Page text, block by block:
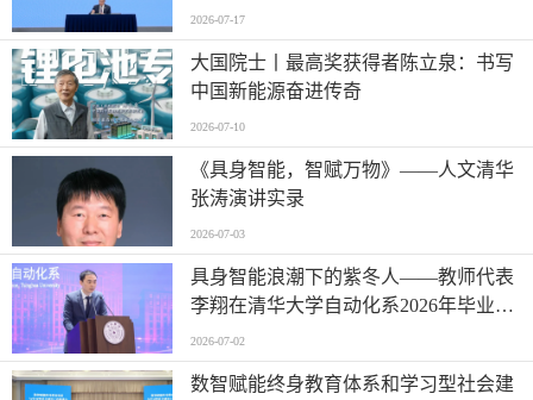
2026-07-17
大国院士丨最高奖获得者陈立泉：书写
中国新能源奋进传奇
2026-07-10
《具身智能，智赋万物》——人文清华
张涛演讲实录
2026-07-03
具身智能浪潮下的紫冬人——教师代表
李翔在清华大学自动化系2026年毕业典
礼上的讲话
2026-07-02
数智赋能终身教育体系和学习型社会建